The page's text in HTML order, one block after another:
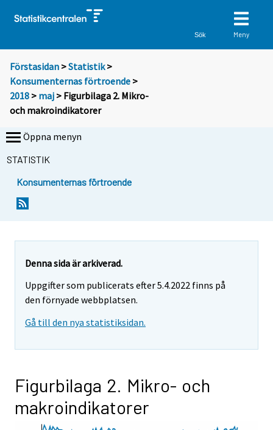
Sök Meny
Förstasidan >Statistik >
Konsumenternas förtroende >
2018 > maj > Figurbilaga 2. Mikro-
och makroindikatorer
Öppna menyn
STATISTIK
Konsumenternas förtroende
Denna sida är arkiverad.
Uppgifter som publicerats efter 5.4.2022 finns på
den förnyade webbplatsen.
Gå till den nya statistiksidan.
Figurbilaga 2. Mikro- och
makroindikatorer